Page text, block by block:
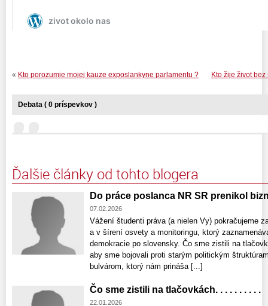
Kto žije život
« Kto porozumie mojej kauze exposlankyne parlamentu ?
Debata ( 0 príspevkov )
Ďalšie články od tohto blogera
Do práce poslanca NR SR prenikol
07.02.2026
Vážení študenti práva (a nielen Vy) pokračujeme
a v šírení osvety a monitoringu, ktorý
demokracie po slovensky. Čo sme zistili na
aby sme bojovali proti starým politickým
bulvárom, ktorý nám prináša [...]
Čo sme zistili na tlačovkách. . . . . . . . . .
22.01.2026